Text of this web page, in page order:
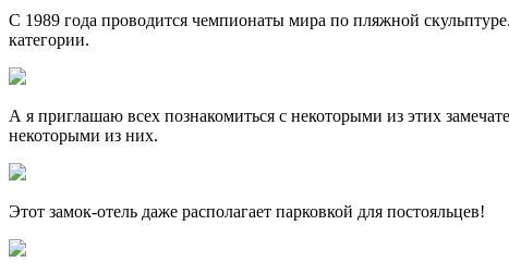
С 1989 года проводится чемпионаты мира по пляжной
категории.
А я приглашаю всех познакомиться с некоторыми из этих
некоторыми из них.
Этот замок-отель даже располагает парковкой для постояльцев!